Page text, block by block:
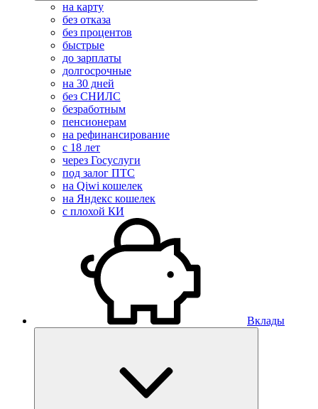
на карту
без отказа
без процентов
быстрые
до зарплаты
долгосрочные
на 30 дней
без СНИЛС
безработным
пенсионерам
на рефинансирование
с 18 лет
через Госуслуги
под залог ПТС
на Qiwi кошелек
на Яндекс кошелек
с плохой КИ
Вклады